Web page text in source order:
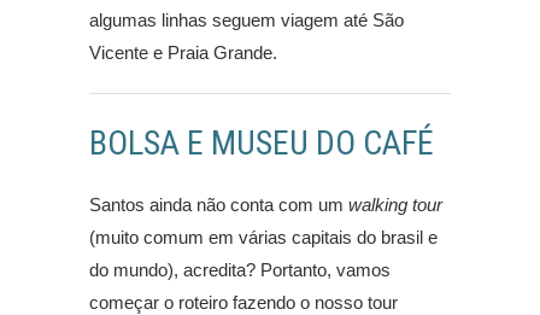
algumas linhas seguem viagem até São
Vicente e Praia Grande.
BOLSA E MUSEU DO CAFÉ
Santos ainda não conta com um walking tour
(muito comum em várias capitais do brasil e
do mundo), acredita? Portanto, vamos
começar o roteiro fazendo o nosso tour